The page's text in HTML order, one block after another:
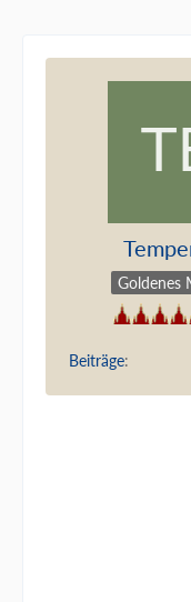
Goldenes
Beiträge